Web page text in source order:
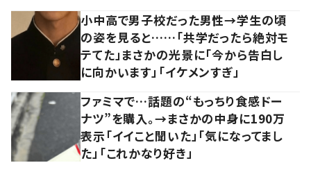
小中高で男子校だった男性→学生の頃
の姿を見ると……「共学だったら絶対モ
テてた」まさかの光景に「今から告白し
に向かいます」「イケメンすぎ」
ファミマで…話題の“もっちり食感ドー
ナツ”を購入。→まさかの中身に190万
表示「イイこと聞いた」「気になってまし
た」「これかなり好き」